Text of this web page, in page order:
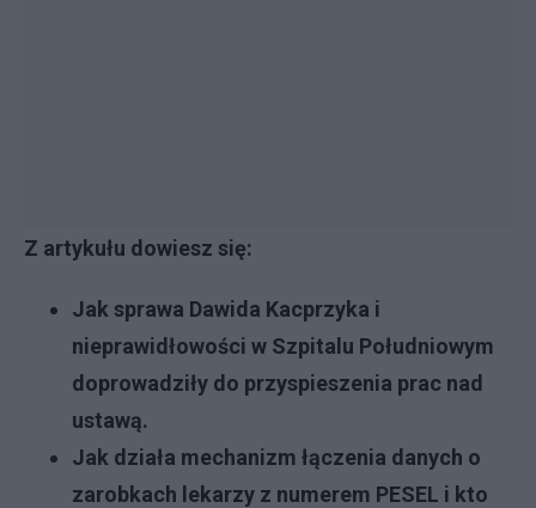
Z artykułu dowiesz się:
Jak sprawa Dawida Kacprzyka i
nieprawidłowości w Szpitalu Południowym
doprowadziły do przyspieszenia prac nad
ustawą.
Jak działa mechanizm łączenia danych o
zarobkach lekarzy z numerem PESEL i kto